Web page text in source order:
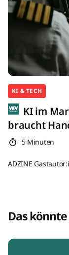
KI & TECH
KI im
braucht
5 Minuten
ADZINE
Das